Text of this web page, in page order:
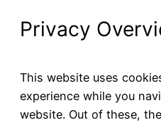
Privacy
This website uses
experience while you
website. Out of these,